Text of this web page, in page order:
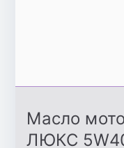
Масло
ЛЮКС